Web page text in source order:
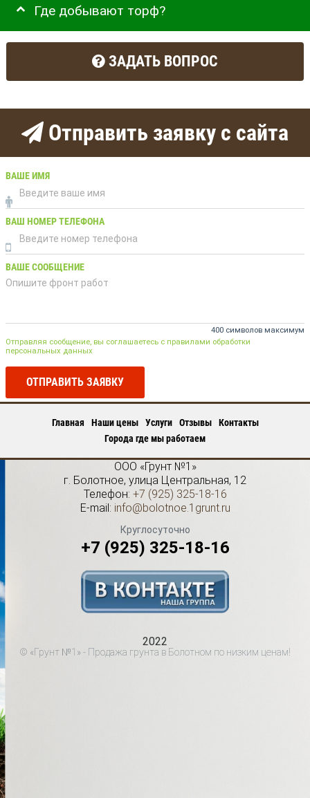
Где добывают торф?
ЗАДАТЬ ВОПРОС
Отправить заявку с сайта
ВАШЕ ИМЯ
ВАШ НОМЕР ТЕЛЕФОНА
ВАШЕ СООБЩЕНИЕ
400 символов максимум
Отправляя сообщение, вы соглашаетесь с правилами обработки
персональных данных
ОТПРАВИТЬ ЗАЯВКУ
Главная Наши цены Услуги Отзывы
Контакты
Города где мы работаем
ООО «Грунт №1»
г. Болотное, улица Центральная, 12
Телефон: +7 (925) 325-18-16
E-mail: info@bolotnoe.1grunt.ru
Круглосуточно
+7 (925) 325-18-16
2022
© «Грунт №1» - Продажа грунта в Болотном по низким ценам!